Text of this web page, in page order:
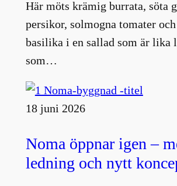
Här möts krämig burrata, söta
persikor, solmogna tomater
basilika i en sallad som är lika
som…
18 juni 2026
Noma öppnar igen –
ledning och nytt